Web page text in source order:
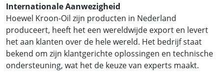
Internationale Aanwezigheid
Hoewel Kroon-Oil zijn producten in Nederland
produceert, heeft het een wereldwijde export en levert
het aan klanten over de hele wereld. Het bedrijf staat
bekend om zijn klantgerichte oplossingen en technische
ondersteuning, wat het de keuze van experts maakt.